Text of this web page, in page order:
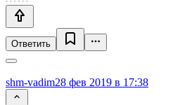
Ответить
shm-vadim28 фев 2019 в 17:38